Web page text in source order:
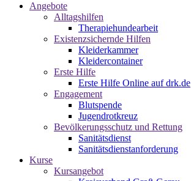
Angebote
Alltagshilfen
Therapiehundearbeit
Existenzsichernde Hilfen
Kleiderkammer
Kleidercontainer
Erste Hilfe
Erste Hilfe Online auf drk.de
Engagement
Blutspende
Jugendrotkreuz
Bevölkerungsschutz und Rettung
Sanitätsdienst
Sanitätsdienstanforderung
Kurse
Kursangebot